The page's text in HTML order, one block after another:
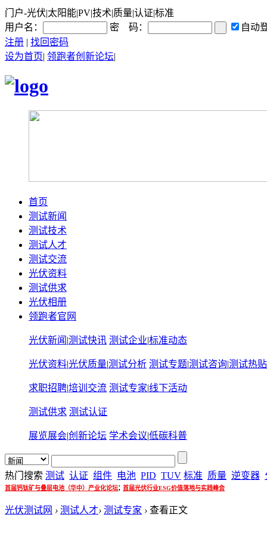
门户-光伏|太阳能|PV|技术|质量|认证|标准
用户名：
密 码：
自动
注册 | 找回密码
设为首页| 领跑者创新论坛|
首页
测试新闻
测试技术
测试人才
测试交流
光伏资料
测试供求
光伏相册
领跑者官网
光伏新闻 |测试快讯 测试企业|标准动态
光伏资料|光伏质量|测试分析 测试专题|测试咨询|测试热贴
求职招聘|培训交流 测试专家|线下活动
测试供求 测试认证
展览展会|创新论坛 学术会议|低碳科普
热门搜索 测试 认证 组件 电池 PID TUV 标准 质量 逆变器
首届钙钛矿与叠层电池（华中）产业化论坛; 首届光伏行业ESG价值落地与实践峰会
光伏测试网 › 测试人才› 测试专家 › 查看正文